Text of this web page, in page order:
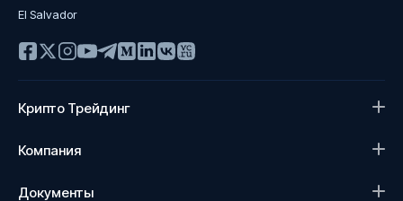
El Salvador
Крипто Трейдинг
Компания
Документы